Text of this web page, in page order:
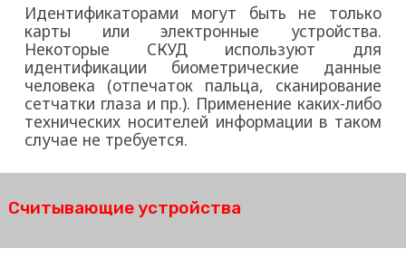
Идентификаторами могут быть не только
карты или электронные устройства.
Некоторые СКУД используют для
идентификации биометрические данные
человека (отпечаток пальца, сканирование
сетчатки глаза и пр.). Применение каких-либо
технических носителей информации в таком
случае не требуется.
Считывающие устройства